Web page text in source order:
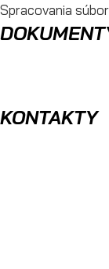
Spracovania
KONTAKTY